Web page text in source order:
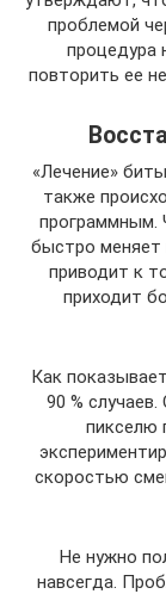
проблемой
процедура
повторить ее
«Лечение»
также
программным.
быстро меняет
приводит к
приходит
Как
90 %
пикселю
скоростью
Не нужно
навсегда.